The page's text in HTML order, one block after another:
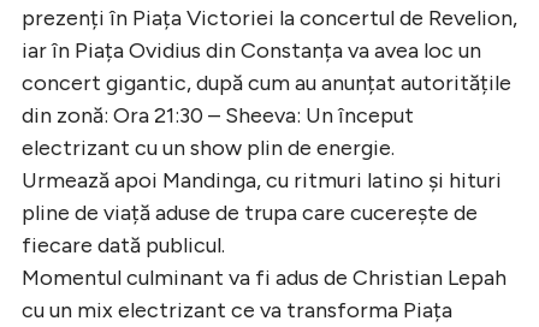
prezenți în Piața Victoriei la concertul de Revelion,
iar în Piața Ovidius din Constanța va avea loc un
concert gigantic, după cum au anunțat autoritățile
din zonă: Ora 21:30 – Sheeva: Un început
electrizant cu un show plin de energie.
Urmează apoi Mandinga, cu ritmuri latino și hituri
pline de viață aduse de trupa care cucerește de
fiecare dată publicul.
Momentul culminant va fi adus de Christian Lepah
cu un mix electrizant ce va transforma Piața